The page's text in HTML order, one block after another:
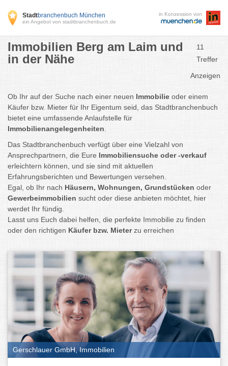
Stadtbranchenbuch München
ein Angebot von stadtbranchenbuch.de
in Konzession von
Immobilien Berg am Laim und
in der Nähe
11
Treffer
Anzeigen
Ob Ihr auf der Suche nach einer neuen Immobilie oder einem
Käufer bzw. Mieter für Ihr Eigentum seid, das Stadtbranchenbuch
bietet eine umfassende Anlaufstelle für
Immobilienangelegenheiten
Das Stadtbranchenbuch verfügt über eine Vielzahl von
Ansprechpartnern, die Eure Immobiliensuche oder -verkauf
erleichtern können, und sie sind mit aktuellen
Erfahrungsberichten und Bewertungen versehen.
Egal, ob Ihr nach Häusern, Wohnungen, Grundstücken oder
Gewerbeimmobilien sucht oder diese anbieten möchtet, hier
werdet Ihr fündig.
Lasst uns Euch dabei helfen, die perfekte Immobilie zu finden
oder den richtigen Käufer bzw. Mieterzu erreichen
Gerschlauer GmbH, Immobilien